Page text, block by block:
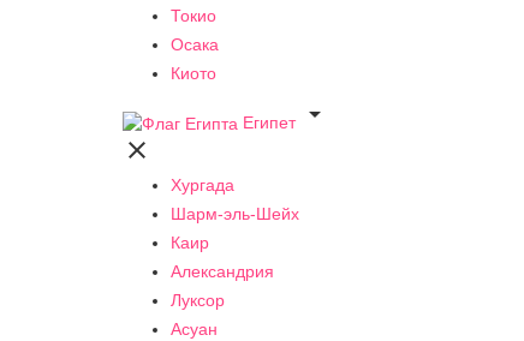
Токио
Осака
Киото
Египет


Хургада
Шарм-эль-Шейх
Каир
Александрия
Луксор
Асуан